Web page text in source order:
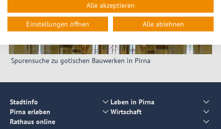
Spurensuche zu gotischen Bauwerken in Pirna
Stadtinfo
Leben in Pirna
Pirna erleben
Wirtschaft
Rathaus online
Alle akzeptieren
Einstellungen öffnen Alle ablehnen